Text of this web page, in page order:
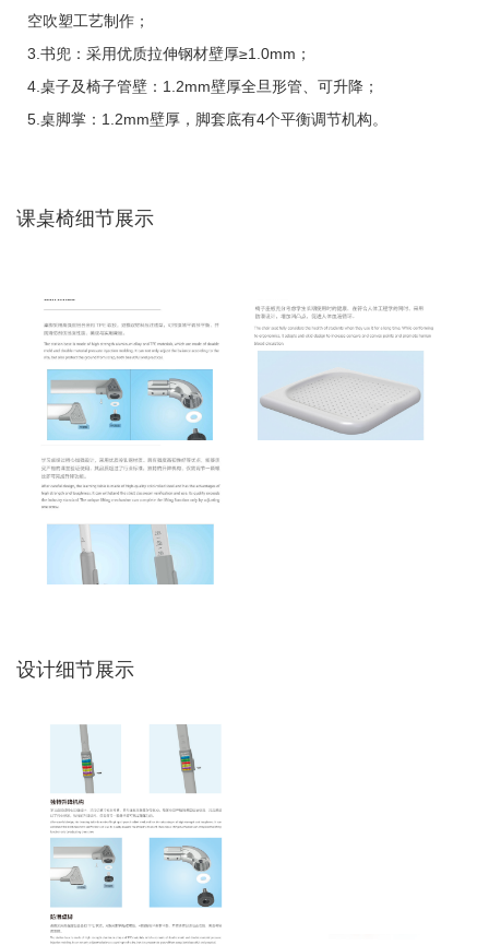
空吹塑工艺制作；
3.书兜：采用优质拉伸钢材壁厚≥1.0mm；
4.桌子及椅子管壁：1.2mm壁厚全旦形管、可升降；
5.桌脚掌：1.2mm壁厚，脚套底有4个平衡调节机构。
课桌椅细节展示
设计细节展示